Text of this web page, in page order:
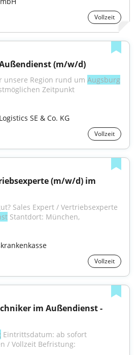
Vollzeit
(m/w/d)
unsere Region rund um Augsburg
Zeitpunkt
SE & Co. KG
Vollzeit
(m/w/d) im
Sales Expert / Vertriebsexperte
Vollzeit
im Außendienst -
Eintrittsdatum: ab sofort
/ Vollzeit Befristung: